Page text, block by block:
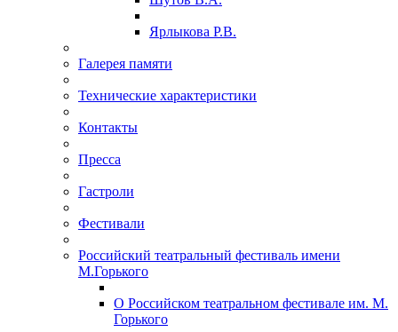
Ярлыкова Р.В.
Галерея памяти
Технические характеристики
Контакты
Пресса
Гастроли
Фестивали
Российский театральный фестиваль имени
М.Горького
О Российском театральном фестивале им. М.
Горького